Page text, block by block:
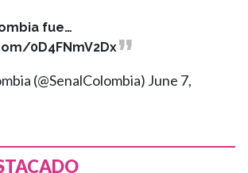
fue…
0D4FNmV2Dx
(@SenalColombia) June 7,